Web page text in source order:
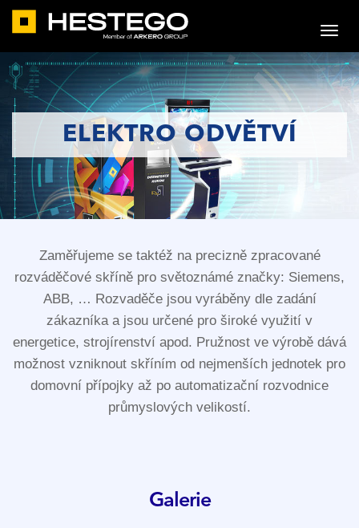
ELEKTRO ODVĚTVÍ
Zaměřujeme se taktéž na precizně zpracované
rozváděčové skříně pro světoznámé značky: Siemens,
ABB, … Rozvaděče jsou vyráběny dle zadání
zákazníka a jsou určené pro široké využití v
energetice, strojírenství apod. Pružnost ve výrobě dává
možnost vzniknout skříním od nejmenších jednotek pro
domovní přípojky až po automatizační rozvodnice
průmyslových velikostí.
Galerie